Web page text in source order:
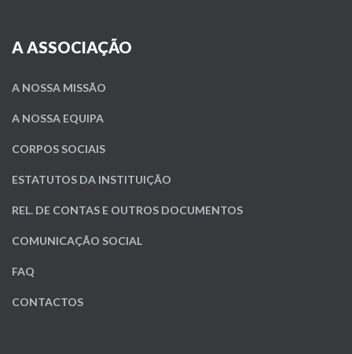
A ASSOCIAÇÃO
A NOSSA MISSÃO
A NOSSA EQUIPA
CORPOS SOCIAIS
ESTATUTOS DA INSTITUIÇÃO
REL. DE CONTAS E OUTROS DOCUMENTOS
COMUNICAÇÃO SOCIAL
FAQ
CONTACTOS